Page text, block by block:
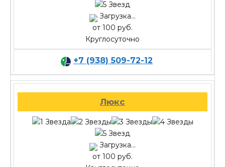
Загрузка...
от 100 руб.
Круглосуточно
+7 (938) 509-72-12
Люкс
Загрузка...
от 100 руб.